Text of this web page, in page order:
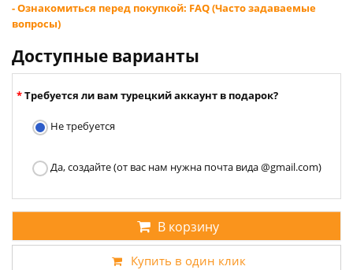
- Ознакомиться перед покупкой: FAQ (Часто задаваемые
вопросы)
Доступные варианты
Требуется ли вам турецкий аккаунт в подарок?
Не требуется
Да, создайте (от вас нам нужна почта вида @gmail.com)
В корзину
Купить в один клик